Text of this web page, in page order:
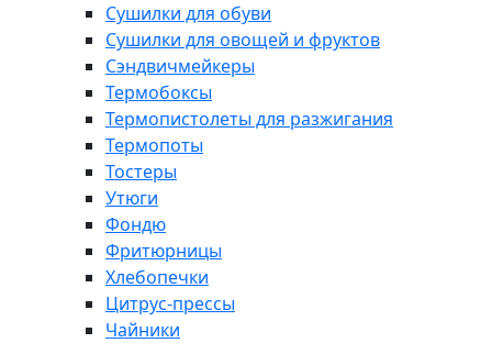
Сушилки для обуви
Сушилки для овощей и фруктов
Сэндвичмейкеры
Термобоксы
Термопистолеты для разжигания
Термопоты
Тостеры
Утюги
Фондю
Фритюрницы
Хлебопечки
Цитрус-прессы
Чайники